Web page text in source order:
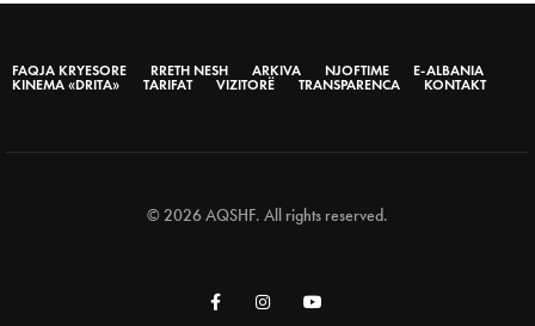
FAQJA KRYESORE RRETH NESH ARKIVA NJOFTIME
E-ALBANIA
KINEMA «DRITA»
TARIFAT VIZITORË TRANSPARENCA KONTAKT
© 2026 AQSHF. All rights reserved.